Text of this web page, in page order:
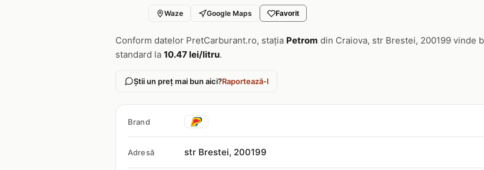
Waze Google Maps Favorit
Conform datelor PretCarburant.ro, stația Petrom din Craiova, str Brestei, 200199 vinde
standard la 10.47 lei/litru.
Știi un preț mai bun aici?Raportează-l
Brand
Adresă str Brestei, 200199